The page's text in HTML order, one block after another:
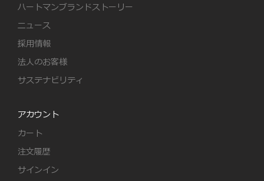
ハートマンブランドストーリー
ニュース
採用情報
法人のお客様
サステナビリティ
アカウント
カート
注文履歴
サインイン